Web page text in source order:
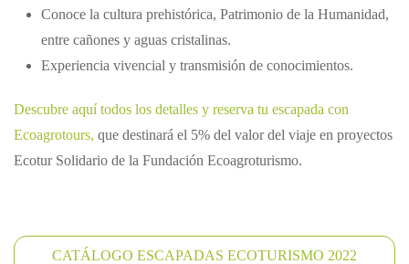
Conoce la cultura prehistórica, Patrimonio de la Humanidad,
entre cañones y aguas cristalinas.
Experiencia vivencial y transmisión de conocimientos.
Descubre aquí todos los detalles y reserva tu escapada con
Ecoagrotours, que destinará el 5% del valor del viaje en proyectos
Ecotur Solidario de la Fundación Ecoagroturismo.
CATÁLOGO ESCAPADAS ECOTURISMO 2022